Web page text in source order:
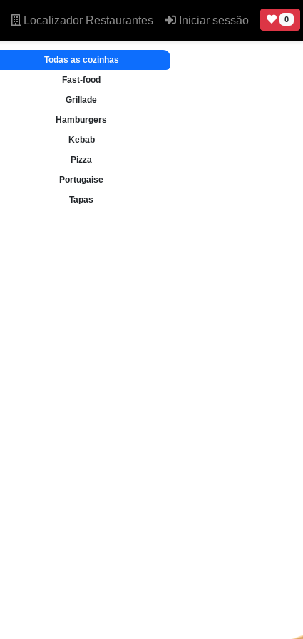
Localizador Restaurantes Iniciar sessão 0
Todas as cozinhas
Fast-food
Grillade
Hamburgers
Kebab
Pizza
Portugaise
Tapas